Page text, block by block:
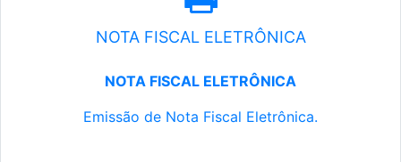
NOTA FISCAL ELETRÔNICA
NOTA FISCAL ELETRÔNICA
Emissão de Nota Fiscal Eletrônica.